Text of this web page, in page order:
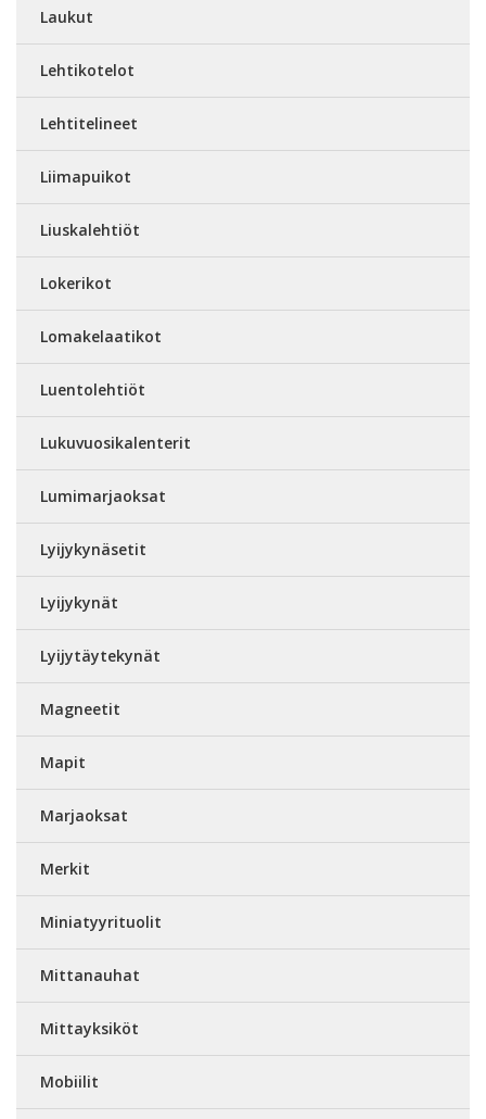
Laukut
Lehtikotelot
Lehtitelineet
Liimapuikot
Liuskalehtiöt
Lokerikot
Lomakelaatikot
Luentolehtiöt
Lukuvuosikalenterit
Lumimarjaoksat
Lyijykynäsetit
Lyijykynät
Lyijytäytekynät
Magneetit
Mapit
Marjaoksat
Merkit
Miniatyyrituolit
Mittanauhat
Mittayksiköt
Mobiilit